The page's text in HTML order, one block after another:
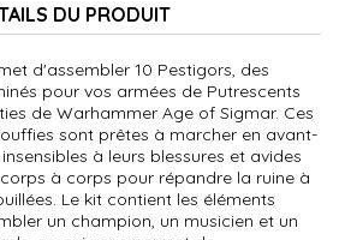
DU PRODUIT
d'assembler 10 Pestigors, des
pour vos armées de Putrescents
de Warhammer Age of Sigmar. Ces
sont prêtes à marcher en avant-
à leurs blessures et avides
à corps pour répandre la ruine à
Le kit contient les éléments
un champion, un musicien et un